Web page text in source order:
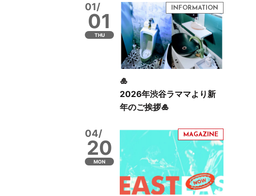
01/
01
THU
🎍
2026年渋谷ラママより新
年のご挨拶🎍
04/
20
MON